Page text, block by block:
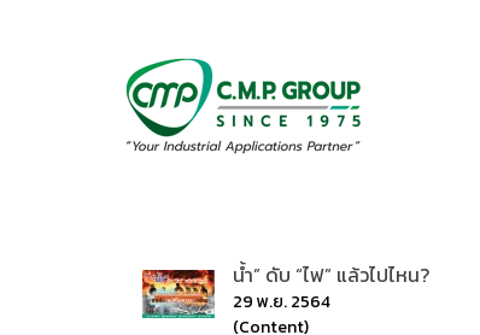
น้ำ” ดับ “ไฟ” แล้วไปไหน?
29 พ.ย. 2564
(Content)